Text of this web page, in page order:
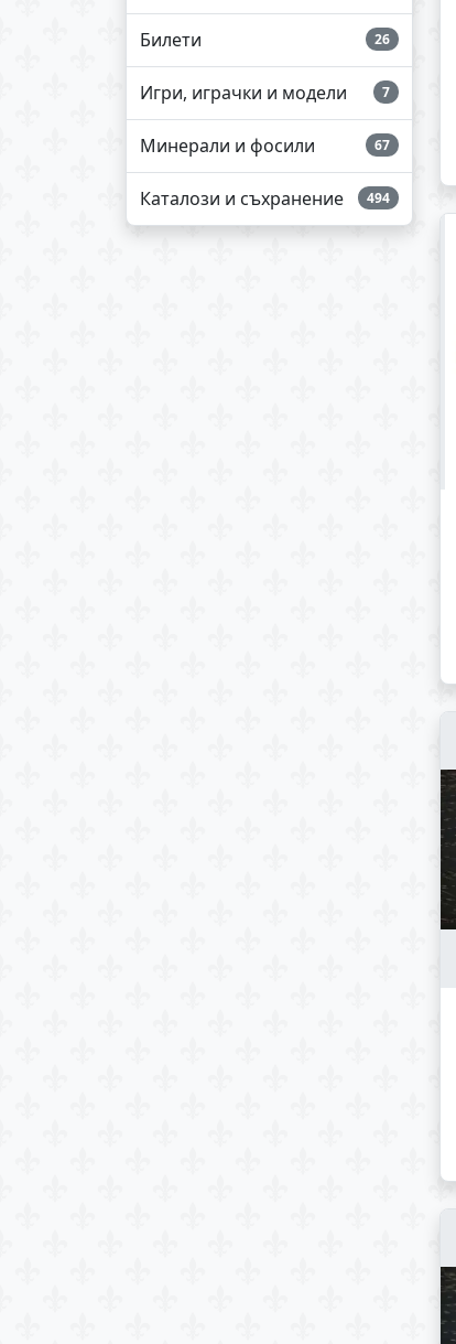
Билети 26
Игри, играчки и модели 7
Минерали и фосили 67
Каталози и съхранение 494